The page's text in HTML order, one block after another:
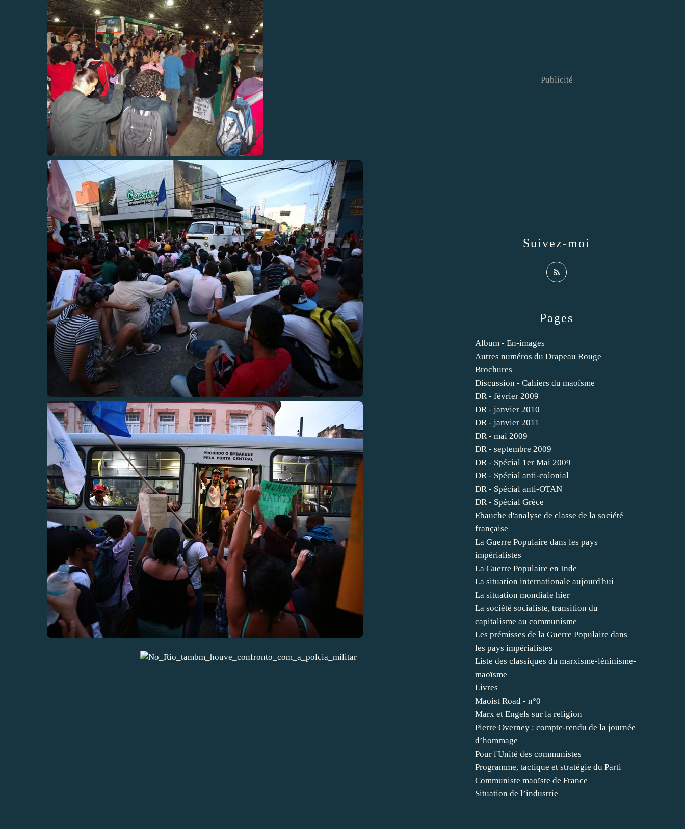
Pages
Album - En-images
Autres numéros du Drapeau Rouge
Brochures
Discussion - Cahiers du maoïsme
DR - février 2009
DR - janvier 2010
DR - janvier 2011
DR - mai 2009
DR - septembre 2009
DR - Spécial 1er Mai 2009
DR - Spécial anti-colonial
DR - Spécial anti-OTAN
DR - Spécial Grèce
Ebauche d'analyse de classe de la société
française
La Guerre Populaire dans les pays
impérialistes
La Guerre Populaire en Inde
La situation internationale aujourd'hui
La situation mondiale hier
La société socialiste, transition du
capitalisme au communisme
Les prémisses de la Guerre Populaire dans
les pays impérialistes
Liste des classiques du marxisme-léninisme-
maoïsme
Livres
Maoist Road - n°0
Marx et Engels sur la religion
Pierre Overney : compte-rendu de la journée
d’hommage
Pour l'Unité des communistes
Programme, tactique et stratégie du Parti
Communiste maoïste de France
Situation de l’industrie
Suivez-moi
Publicité